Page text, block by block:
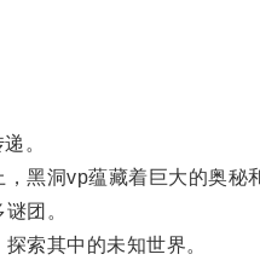
。
洞vp蕴藏着巨大的奥秘
团。
索其中的未知世界。